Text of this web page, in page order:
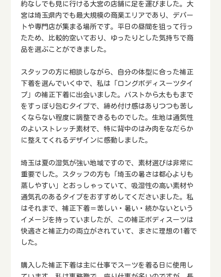
約なしでも見に行ける大宮の店舗に足を運びました。大
宮は埼玉県内でも最大規模の商業エリアであり、デパー
トや専門店が集まる場所です。平日の昼間を狙って行っ
たため、比較的空いており、ゆったりとした気持ちで商
品を選ぶことができました。
スタッフの方に相談しながら、自分の体型に合った補正
下着を選んでいく中で、私は「ロングボディスーツタイ
プ」の補正下着に出会いました。バストから太ももまで
をすっぽり包むタイプで、締め付け感はありつつも苦し
くならない程度に調整できるものでした。生地は通気性
のよいストレッチ素材で、特に背中のはみ肉をなだらか
に整えてくれるデザインに感動しました。
埼玉は夏の湿気が強い地域ですので、素材選びは非常に
重要でした。スタッフの方も「埼玉の暑さは都心よりも
蒸しやすい」とおっしゃっていて、吸湿性の高い素材や
通気孔のあるタイプをおすすめしてくださいました。私
はそれまで、補正下着＝苦しい・暑い・続かないという
イメージを持っていましたが、この補正ボディスーツは
快適さと補正力の両立がされていて、まさに理想の1着で
した。
購入した補正下着は主に仕事でスーツを着る日に使用し